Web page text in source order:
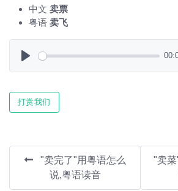
中文 卖票
粤语 卖飞
打赏我们
"卖完了"用粤语怎么
说,粤语读音
"卖